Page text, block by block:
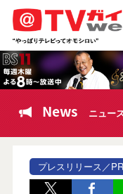
News ニュー
プレスリリース／PR